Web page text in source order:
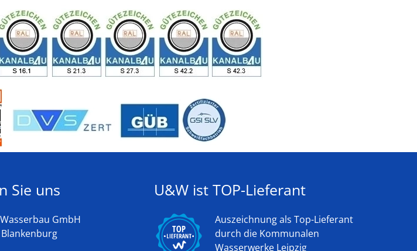
Sie uns
GmbH
U&W ist TOP-Lieferant
Auszeichnung als Top-Lieferant
durch die Kommunalen
Wasserwerke Leipzig